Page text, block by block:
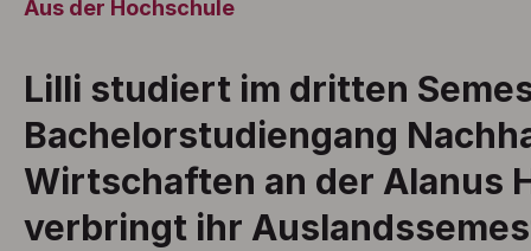
Aus der Hochschule
Lilli studiert im dritten
Bachelorstudiengang
Wirtschaften an der Alanus
verbringt ihr